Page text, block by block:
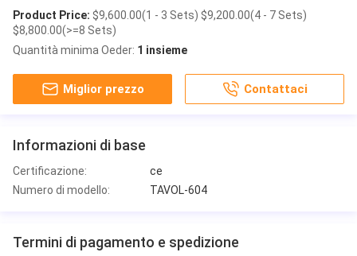
Product Price: $9,600.00(1 - 3 Sets) $9,200.00(4 - 7 Sets)
$8,800.00(>=8 Sets)
Quantità minima Oeder: 1 insieme
Miglior prezzo Contattaci
Informazioni di base
Certificazione:
ce
Numero di modello:
TAVOL-604
Termini di pagamento e spedizione